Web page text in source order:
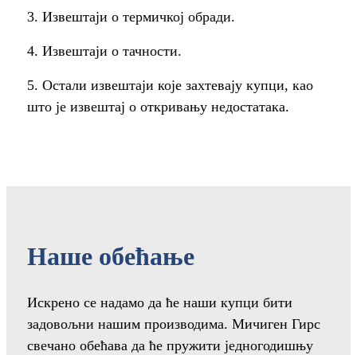
3. Извештаји о термичкој обради.
4. Извештаји о тачности.
5. Остали извештаји које захтевају купци, као
што је извештај о откривању недостатака.
Наше обећање
Искрено се надамо да ће наши купци бити
задовољни нашим производима. Мичиген Гирс
свечано обећава да ће пружити једногодишњу